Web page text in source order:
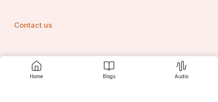
Home Blogs Audio
Contact us
Srujanee